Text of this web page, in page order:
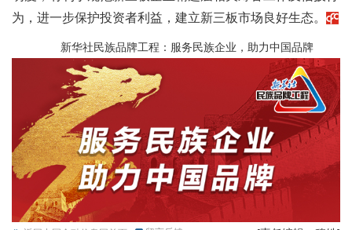
为，进一步保护投资者利益，建立新三板市场良好生态。
新华社民族品牌工程：服务民族企业，助力中国品牌